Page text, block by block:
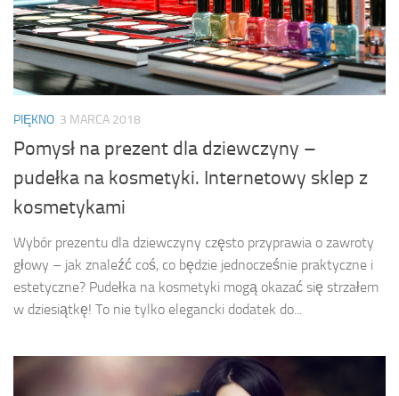
PIĘKNO 3 MARCA 2018
Pomysł na prezent dla dziewczyny –
pudełka na kosmetyki. Internetowy sklep z
kosmetykami
Wybór prezentu dla dziewczyny często przyprawia o zawroty
głowy – jak znaleźć coś, co będzie jednocześnie praktyczne i
estetyczne? Pudełka na kosmetyki mogą okazać się strzałem
w dziesiątkę! To nie tylko elegancki dodatek do...